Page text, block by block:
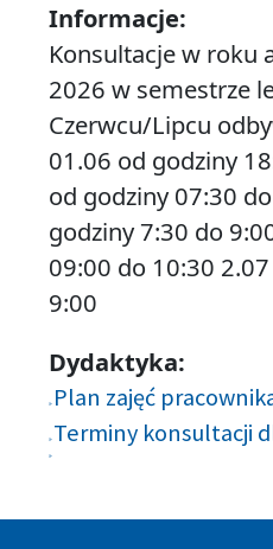
Informacje:
Konsultacje w roku
2026 w semestrze
Czerwcu/Lipcu
01.06 od godziny
od godziny 07:30
godziny 7:30 do
09:00 do 10:30
9:00
Dydaktyka:
Plan zajęć
Terminy konsultacji